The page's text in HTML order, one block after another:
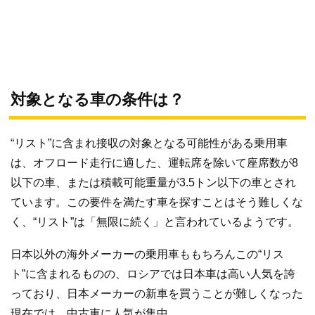
対象となる車の条件は？
“リスト”に含まれ接収の対象となる可能性がある乗用車
は、オフロード走行に適した、運転席を除いて座席数が8
以下の車、または積載可能重量が3.5トン以下の車とされ
ています。この要件を満たす車を探すことはそう難しくな
く、“リスト”は「無限に続く」と言われているようです。
日本以外の海外メーカーの乗用車ももちろんこの“リス
ト”に含まれるものの、ロシアでは日本車は高い人気を誇
っており、日本メーカーの新車を買うことが難しくなった